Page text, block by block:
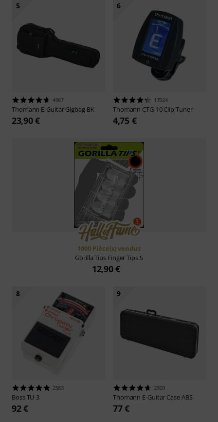
5
4967
Thomann E-Guitar Gigbag BK
23,90 €
6
17524
Thomann CTG-10 Clip Tuner
4,75 €
1000 Pièce(s) vendus
Gorilla Tips Finger Tips S
12,90 €
8
2583
BossTU-3
92 €
9
2920
Thomann E-Guitar Case ABS
77 €